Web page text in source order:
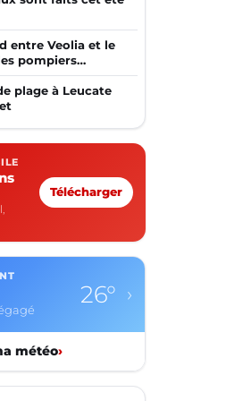
entre Veolia et le
pompiers
plage à Leucate
Télécharger
26° ›
météo›